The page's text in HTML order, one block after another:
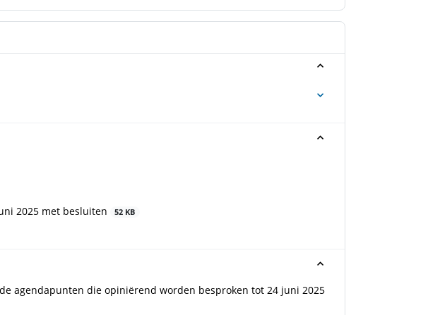
2025 met besluiten
52 KB
agendapunten die opiniërend worden besproken tot 24 juni 2025